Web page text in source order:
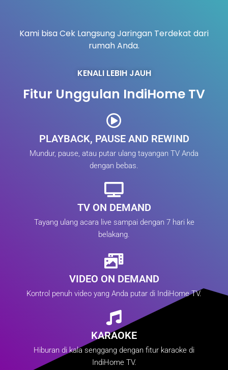
Kami bisa Cek Langsung Jaringan Terdekat dari
rumah Anda.
KENALI LEBIH JAUH
Fitur Unggulan IndiHome TV
PLAYBACK, PAUSE AND REWIND
Mundur, pause, atau putar ulang tayangan TV Anda
dengan bebas.
TV ON DEMAND
Tayang ulang acara live sampai dengan 7 hari ke
belakang.
VIDEO ON DEMAND
Kontrol penuh video yang Anda putar di IndiHome TV.
KARAOKE
Hiburan di kala senggang dengan fitur karaoke di
IndiHome TV.